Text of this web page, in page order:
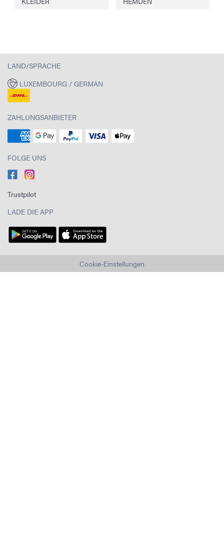
LAND/SPRACHE
LUXEMBOURG / GERMAN
ZAHLUNGSANBIETER
FOLGE UNS
Trustpilot
LADE DIE APP
Cookie-Einstellungen